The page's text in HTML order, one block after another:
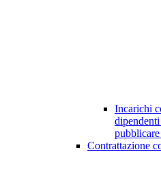
Incarichi
Contrattazione